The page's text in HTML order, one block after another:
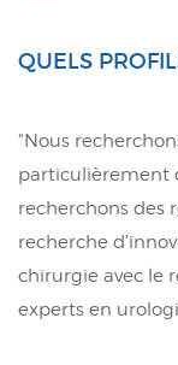
QUELS
"Nous
particulièrement
recherchons des
recherche
chirurgie avec le
experts en